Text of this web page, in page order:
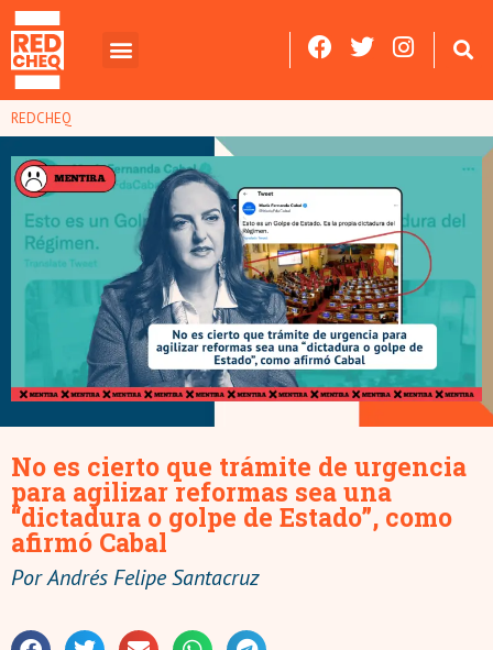
REDCHEQ
No es cierto que trámite de urgencia
para agilizar reformas sea una
“dictadura o golpe de Estado”, como
afirmó Cabal
PorAndrés Felipe Santacruz